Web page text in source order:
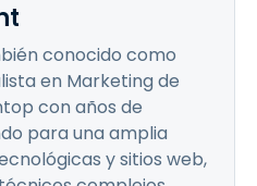
conocido como
en Marketing de
con años de
para una amplia
y sitios web,